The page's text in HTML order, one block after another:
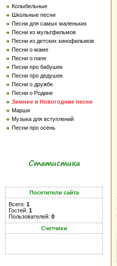
Колыбельные
Школьные песни
Песни для самых маленьких
Песни из мультфильмов
Песни из детских кинофильмов
Песни о маме
Песни о папе
Песни про бабушек
Песни про дедушек
Песни о дружбе
Песни о Родине
Зимние и Новогодние песни
Марши
Музыка для вступлений
Песни про осень
Статистика
Посетители сайта
Всего: 1
Гостей: 1
Пользователей: 0
Счетчики